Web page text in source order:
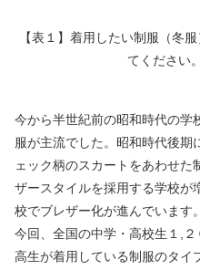
【表１】着用したい制服（冬
てください
今から半世紀前の昭和時代の学
服が主流でした。昭和時代後期
ェック柄のスカートをあわせ
ザースタイルを採用する学校が
校でブレザー化が進んでいます。
今回、全国の中学・高校生１,
高生が着用している制服のタイ